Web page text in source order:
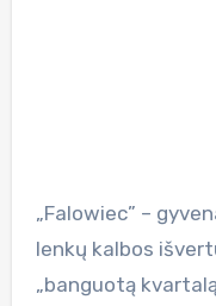
„Falowiec” – gyvenamasis blokinis namas. Iš
lenkų kalbos
„banguotą